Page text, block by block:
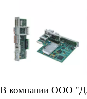
В компании ООО